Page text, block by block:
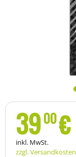
3900€
inkl. MwSt.
zzgl. Versandkosten